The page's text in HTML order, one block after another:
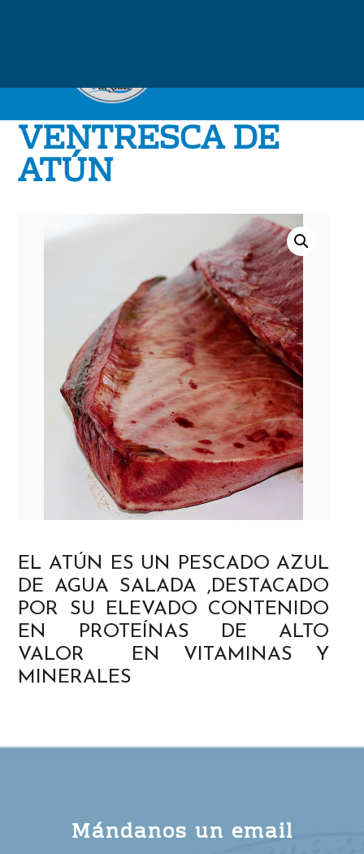
VENTRESCA DE
ATÚN
EL ATÚN ES UN PESCADO AZUL
DE AGUA SALADA ,DESTACADO
POR SU ELEVADO CONTENIDO
EN PROTEÍNAS DE ALTO
VALOR EN VITAMINAS Y
MINERALES
Mándanos un email